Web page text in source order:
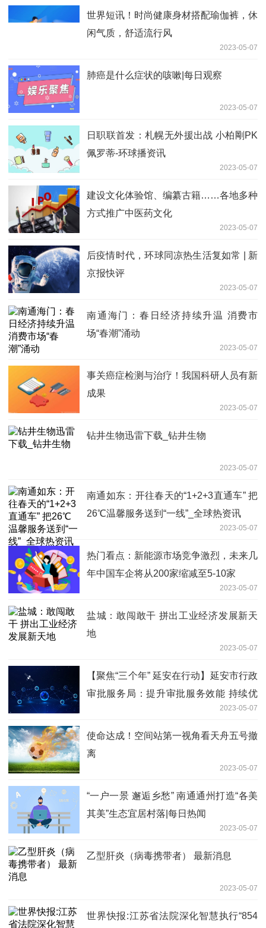
世界短讯！时尚健康身材搭配瑜伽裤，休
闲气质，舒适流行风
2023-05-07
肺癌是什么症状的咳嗽|每日观察
2023-05-07
日职联首发：札幌无外援出战 小柏剛PK
佩罗蒂-环球播资讯
2023-05-07
建设文化体验馆、编纂古籍……各地多种
方式推广中医药文化
2023-05-07
后疫情时代，环球同凉热生活复如常 | 新
京报快评
2023-05-07
南通海门：春日经济持续升温 消费市
场“春潮”涌动
2023-05-07
事关癌症检测与治疗！我国科研人员有新
成果
2023-05-07
钻井生物迅雷下载_钻井生物
2023-05-07
南通如东：开往春天的“1+2+3直通车” 把
26℃温馨服务送到“一线”_全球热资讯
2023-05-07
热门看点：新能源市场竞争激烈，未来几
年中国车企将从200家缩减至5-10家
2023-05-07
盐城：敢闯敢干 拼出工业经济发展新天
地
2023-05-07
【聚焦“三个年” 延安在行动】延安市行政
审批服务局：提升审批服务效能 持续优
2023-05-07
使命达成！空间站第一视角看天舟五号撤
离
2023-05-07
“一户一景 邂逅乡愁” 南通通州打造“各美
其美”生态宜居村落|每日热闻
2023-05-07
乙型肝炎（病毒携带者） 最新消息
2023-05-07
世界快报:江苏省法院深化智慧执行“854